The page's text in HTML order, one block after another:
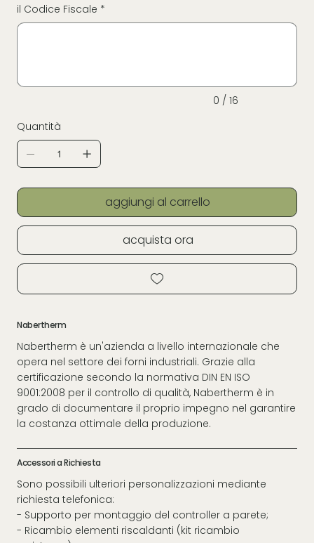
il Codice Fiscale *
a
0 / 16
Quantità
aggiungi al carrello
acquista ora
Nabertherm
Nabertherm è un'azienda a livello internazionale che
opera nel settore dei forni industriali. Grazie alla
certificazione secondo la normativa DIN EN ISO
9001:2008 per il controllo di qualità, Nabertherm è in
grado di documentare il proprio impegno nel garantire
la costanza ottimale della produzione.
Accessori a Richiesta
Sono possibili ulteriori personalizzazioni mediante
richiesta telefonica:
- Supporto per montaggio del controller a parete;
- Ricambio elementi riscaldanti (kit ricambio